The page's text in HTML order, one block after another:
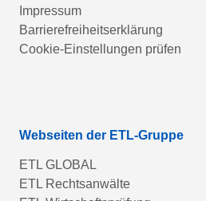
Impressum
Barrierefreiheitserklärung
Cookie-Einstellungen prüfen
Webseiten der ETL-Gruppe
ETL GLOBAL
ETL Rechtsanwälte